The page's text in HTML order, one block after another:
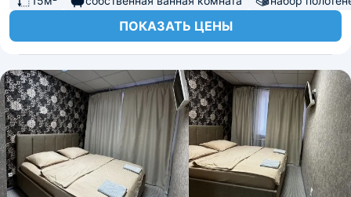
ПОКАЗАТЬ ЦЕНЫ